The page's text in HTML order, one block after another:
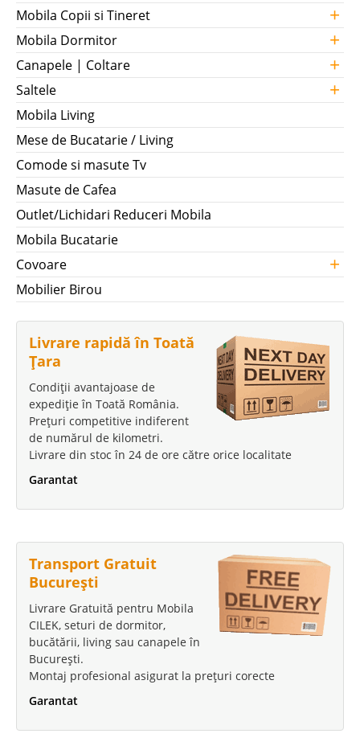
Mobila Copii si Tineret +
Mobila Dormitor +
Canapele | Coltare +
Saltele +
Mobila Living
Mese de Bucatarie / Living
Comode si masute Tv
Masute de Cafea
Outlet/Lichidari Reduceri Mobila
Mobila Bucatarie
Covoare
+
Mobilier Birou
Livrare rapidă în Toată
Țara
Condiții avantajoase de
expediție în Toată România.
Prețuri competitive indiferent
de numărul de kilometri.
Livrare din stoc în 24 de ore către orice localitate
Garantat
Transport Gratuit
București
Livrare Gratuită pentru Mobila
CILEK, seturi de dormitor,
bucătării, living sau canapele în
București.
Montaj profesional asigurat la prețuri corecte
Garantat